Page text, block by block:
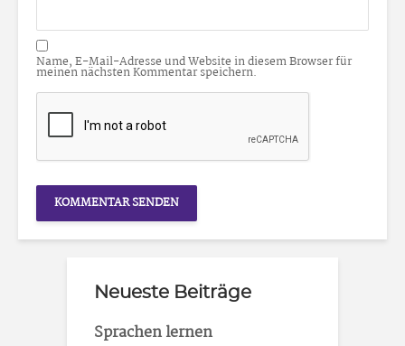
Name, E-Mail-Adresse und Website in diesem Browser für
meinen nächsten Kommentar speichern.
Neueste Beiträge
Sprachen lernen